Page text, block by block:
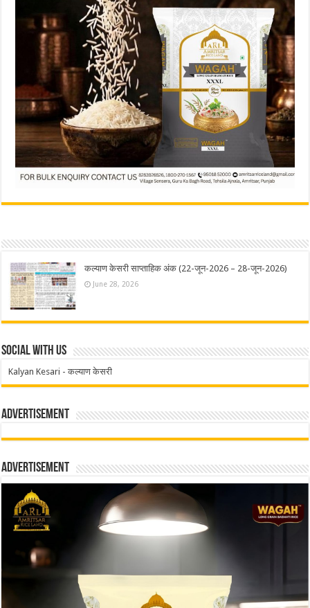
कल्याण केसरी साप्ताहिक अंक (22-जून-2026 – 28-जून-2026)
June 28, 2026
Social With Us
Kalyan Kesari - कल्याण केसरी
Advertisement
Advertisement